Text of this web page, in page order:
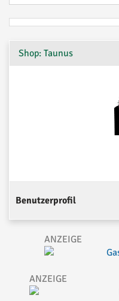
Shop: Taunus
Benutzerprofil